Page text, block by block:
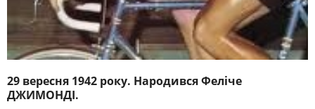
29 вересня 1942 року. Народився Феліче
ДЖИМОНДІ.